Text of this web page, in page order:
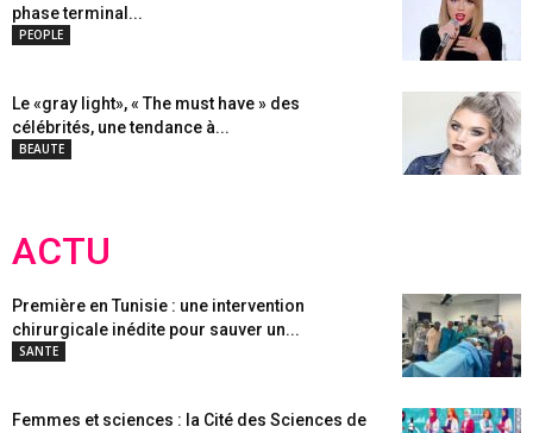
phase terminal...
PEOPLE
Le «gray light», « The must have » des
célébrités, une tendance à...
BEAUTE
ACTU
Première en Tunisie : une intervention
chirurgicale inédite pour sauver un...
SANTE
Femmes et sciences : la Cité des Sciences de